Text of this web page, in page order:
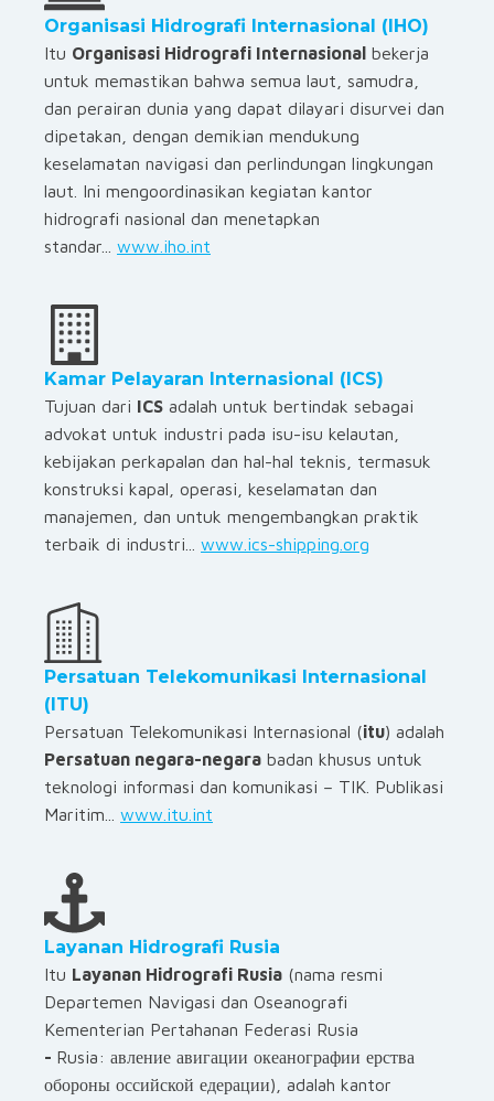
Organisasi Hidrografi Internasional (IHO)
Itu Organisasi Hidrografi Internasional bekerja
untuk memastikan bahwa semua laut, samudra,
dan perairan dunia yang dapat dilayari disurvei dan
dipetakan, dengan demikian mendukung
keselamatan navigasi dan perlindungan lingkungan
laut. Ini mengoordinasikan kegiatan kantor
hidrografi nasional dan menetapkan
standar... www.iho.int
Kamar Pelayaran Internasional (ICS)
Tujuan dari ICS adalah untuk bertindak sebagai
advokat untuk industri pada isu-isu kelautan,
kebijakan perkapalan dan hal-hal teknis, termasuk
konstruksi kapal, operasi, keselamatan dan
manajemen, dan untuk mengembangkan praktik
terbaik di industri... www.ics-shipping.org
Persatuan Telekomunikasi Internasional
(ITU)
Persatuan Telekomunikasi Internasional (itu) adalah
Persatuan negara-negara badan khusus untuk
teknologi informasi dan komunikasi – TIK. Publikasi
Maritim... www.itu.int
Layanan Hidrografi Rusia
Itu Layanan Hidrografi Rusia (nama resmi
Departemen Navigasi dan Oseanografi
Kementerian Pertahanan Federasi Rusia
- Rusia: авление авигации океанографии ерства
обороны оссийской едерации), adalah kantor